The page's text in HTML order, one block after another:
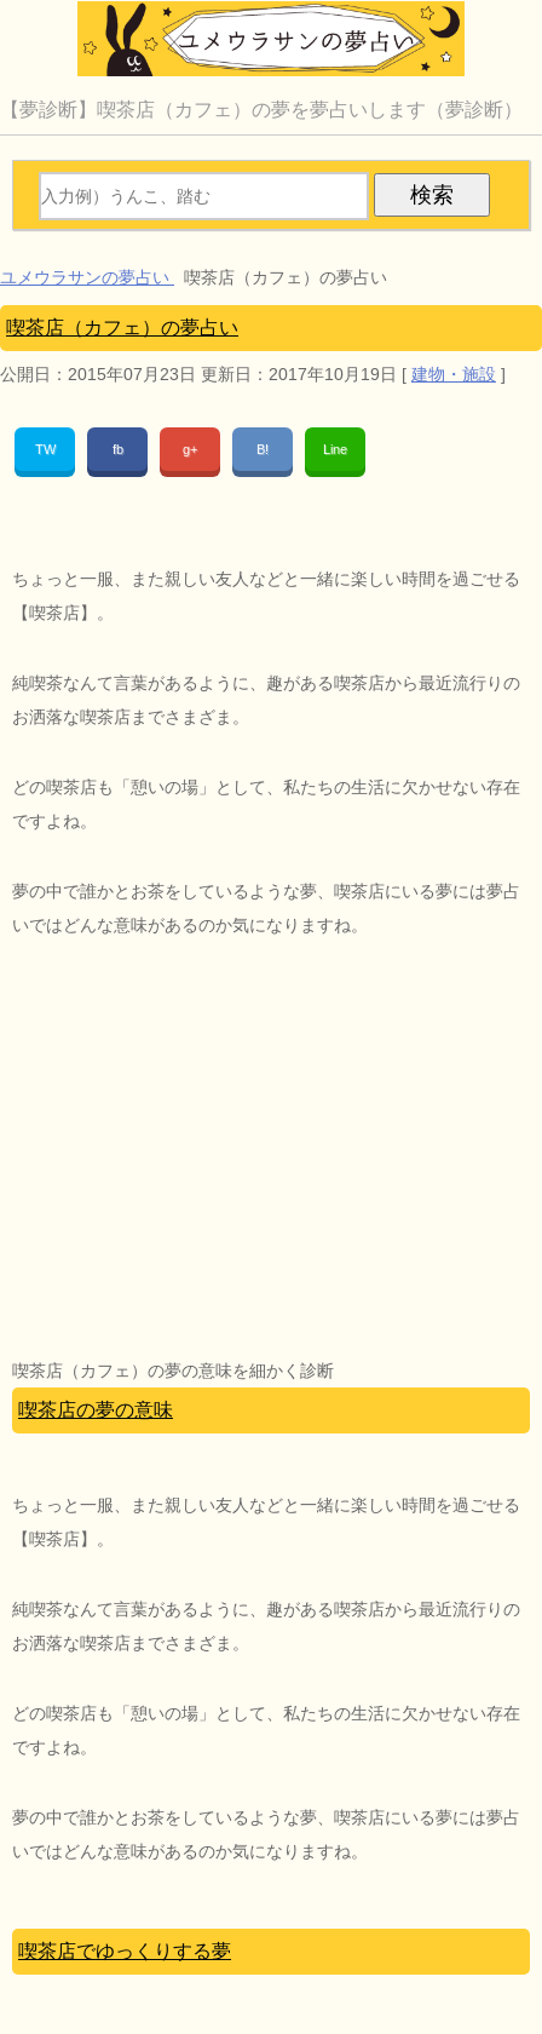
【夢診断】喫茶店（カフェ）の夢を夢占いします（夢診断）
ユメウラサンの夢占い 喫茶店（カフェ）の夢占い
喫茶店（カフェ）の夢占い
公開日： 2015年07月23日 更新日： 2017年10月19日 [ 建物・施設 ]
TW fb g+ B! Line
ちょっと一服、また親しい友人などと一緒に楽しい時間を過ごせる
【喫茶店】。
純喫茶なんて言葉があるように、趣がある喫茶店から最近流行りの
お洒落な喫茶店までさまざま。
どの喫茶店も「憩いの場」として、私たちの生活に欠かせない存在
ですよね。
夢の中で誰かとお茶をしているような夢、喫茶店にいる夢には夢占
いではどんな意味があるのか気になりますね。
喫茶店（カフェ）の夢の意味を細かく診断
喫茶店の夢の意味
ちょっと一服、また親しい友人などと一緒に楽しい時間を過ごせる
【喫茶店】。
純喫茶なんて言葉があるように、趣がある喫茶店から最近流行りの
お洒落な喫茶店までさまざま。
どの喫茶店も「憩いの場」として、私たちの生活に欠かせない存在
ですよね。
夢の中で誰かとお茶をしているような夢、喫茶店にいる夢には夢占
いではどんな意味があるのか気になりますね。
喫茶店でゆっくりする夢